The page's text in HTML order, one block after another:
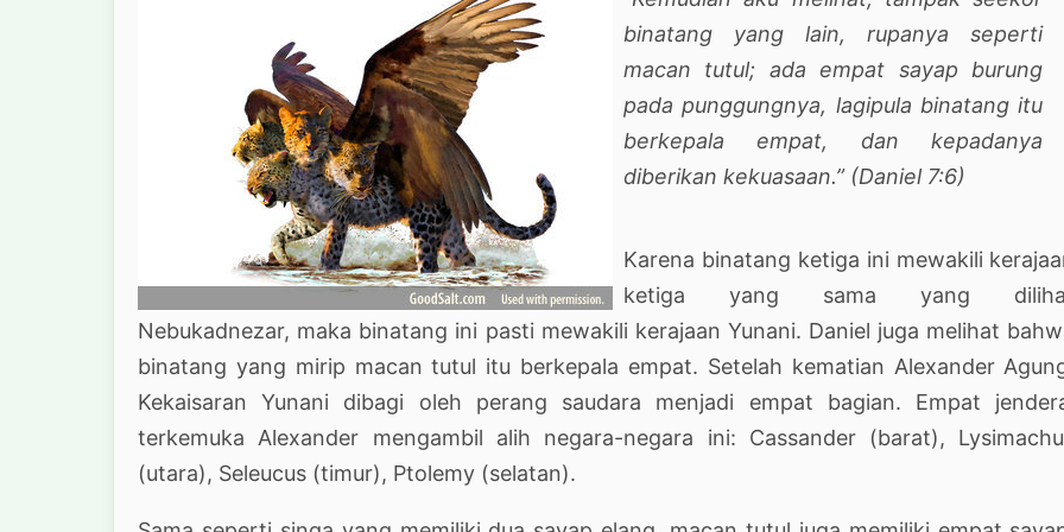
binatang yang lain, rupanya seperti
macan tutul; ada empat sayap burung
pada punggungnya, lagipula binatang itu
berkepala empat, dan kepadanya
diberikan kekuasaan.”(Daniel 7:6)
Karena binatang ketiga ini mewakili
ketiga yang sama yang
Nebukadnezar, maka binatang ini pasti mewakili kerajaan Yunani. Daniel juga melihat
binatang yang mirip macan tutul itu berkepala empat. Setelah kematian Alexander
Kekaisaran Yunani dibagi oleh perang saudara menjadi empat bagian. Empat
terkemuka Alexander mengambil alih negara-negara ini: Cassander (barat),
(utara), Seleucus (timur), Ptolemy (selatan).